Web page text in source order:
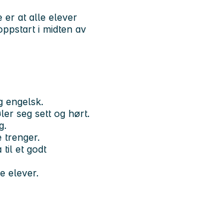
er at alle elever
i midten av
engelsk.
seg sett og hørt.
trenger.
til et godt
elever.